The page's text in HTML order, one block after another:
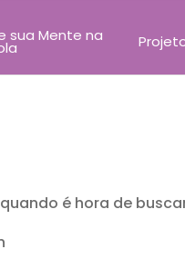
sua Mente na
quando é hora de